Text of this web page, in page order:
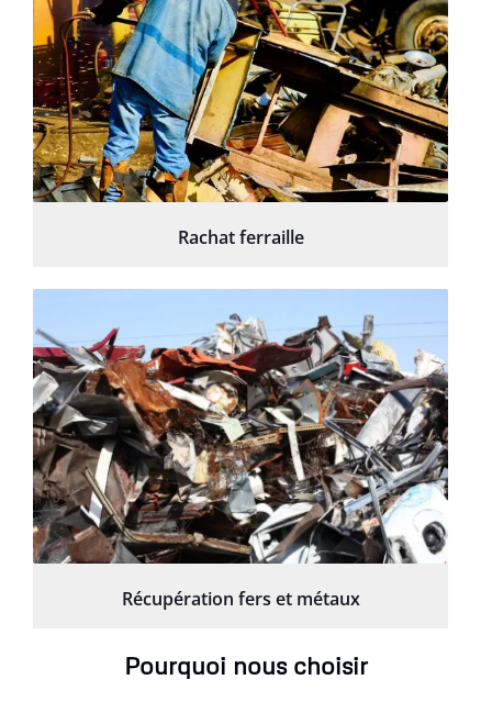
Rachat ferraille
Récupération fers et métaux
Pourquoi nous choisir